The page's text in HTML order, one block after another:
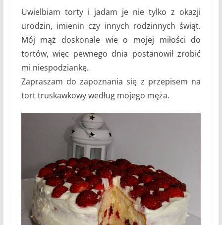
Uwielbiam torty i jadam je nie tylko z okazji
urodzin, imienin czy innych rodzinnych świąt.
Mój mąż doskonale wie o mojej miłości do
tortów, więc pewnego dnia postanowił zrobić
mi niespodziankę.
Zapraszam do zapoznania się z przepisem na
tort truskawkowy według mojego męża.